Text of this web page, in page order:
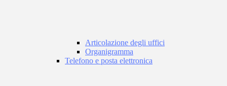
Articolazione degli uffici
Organigramma
Telefono e posta elettronica